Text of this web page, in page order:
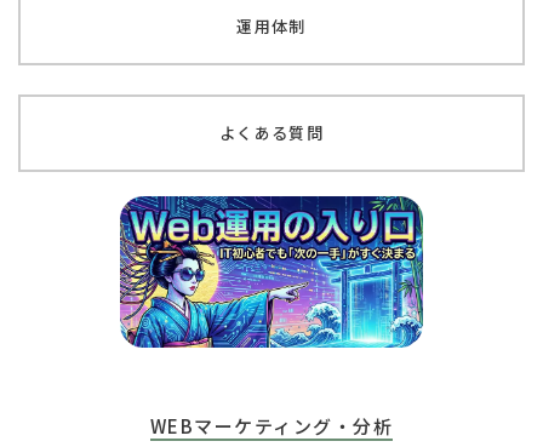
運用体制
よくある質問
WEBマーケティング・分析